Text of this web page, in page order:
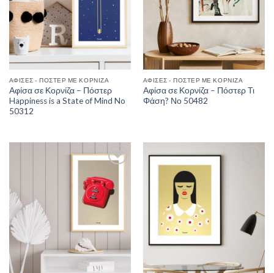
ΑΦΊΣΕΣ - ΠΌΣΤΕΡ ΜΕ ΚΟΡΝΊΖΑ
Αφίσα σε Κορνίζα – Πόστερ
Happiness is a State of Mind No
50312
ΑΦΊΣΕΣ - ΠΌΣΤΕΡ ΜΕ ΚΟΡΝΊΖΑ
Αφίσα σε Κορνίζα – Πόστερ Τι
Φάση? Νο 50482
Wishlist